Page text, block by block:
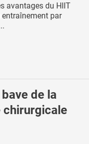
avantages du HIIT
par
de la
chirurgicale